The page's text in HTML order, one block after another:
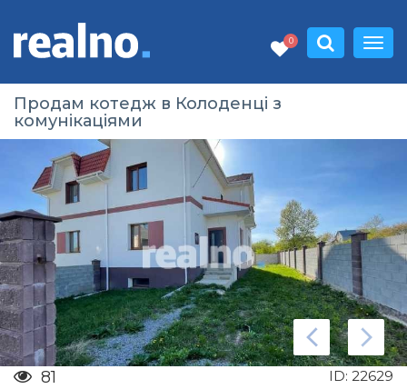
0
Продам котедж в Колоденці з
комунікаціями
81 ID: 22629